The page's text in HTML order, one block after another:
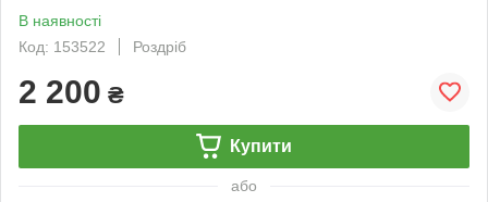
В наявності
Код: 153522
Роздріб
2 200 ₴
Купити
або